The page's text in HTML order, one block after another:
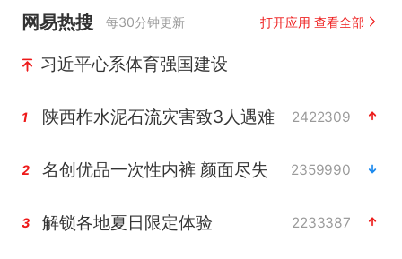
网易热搜 每30分钟更新 打开应用 查看全部
习近平心系体育强国建设
1 陕西柞水泥石流灾害致3人遇难 2422309
2 名创优品一次性内裤 颜面尽失 2359990
3 解锁各地夏日限定体验 2233387